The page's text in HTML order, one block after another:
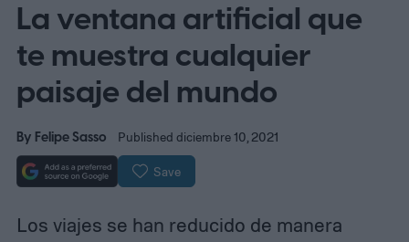
La ventana artificial que
te muestra cualquier
paisaje del mundo
By Felipe Sasso Published diciembre 10, 2021
Save
Los viajes se han reducido de manera